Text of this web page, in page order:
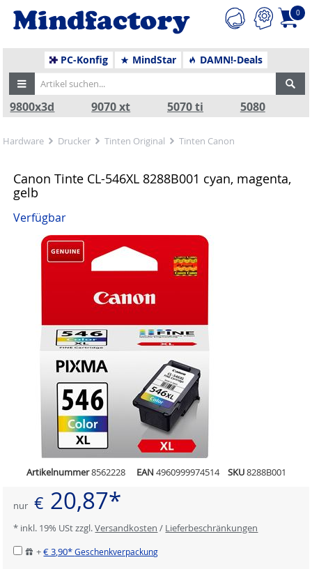
0
PC-Konfig MindStar DAMN!-Deals
9800x3d 9070 xt 5070 ti 5080
Hardware Drucker Tinten Original Tinten Canon
Canon Tinte CL-546XL 8288B001 cyan, magenta,
gelb
Verfügbar
Artikelnummer8562228 EAN 4960999974514 SKU8288B001
nur € 20,87*
* inkl. 19% USt zzgl.Versandkosten / Lieferbeschränkungen
+€ 3,90*Geschenkverpackung